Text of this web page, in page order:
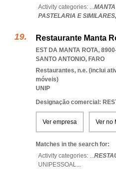
Activity categories: ...
PASTELARIA E SIMILARES,
Restaurante Manta
EST DA MANTA ROTA,
SANTO ANTONIO, FARO
Restaurantes, n.e. (inclui
móveis)
UNIP
Designação comercial:
Ver empresa Ver no
Matches in the search for:
Activity categories: ...
UNIPESSOAL...